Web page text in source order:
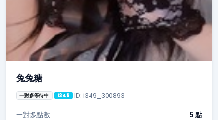
兔兔糖
一對多等待中 i349 ID: i349_300893
一對多點數
5 點